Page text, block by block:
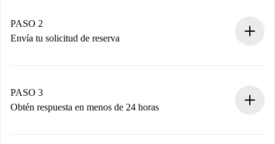
Tienes toda la información necesaria por adelantado.
PASO 2
Envía tu solicitud de reserva
propietario acepte.
PASO 3
Obtén respuesta en menos de 24 horas